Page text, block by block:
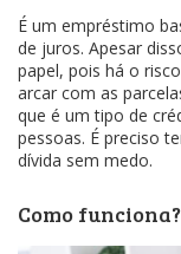
É um empréstimo
de juros. Apesar
papel, pois há o
arcar com as
que é um tipo de
pessoas. É preciso
dívida sem medo.
Como funciona?